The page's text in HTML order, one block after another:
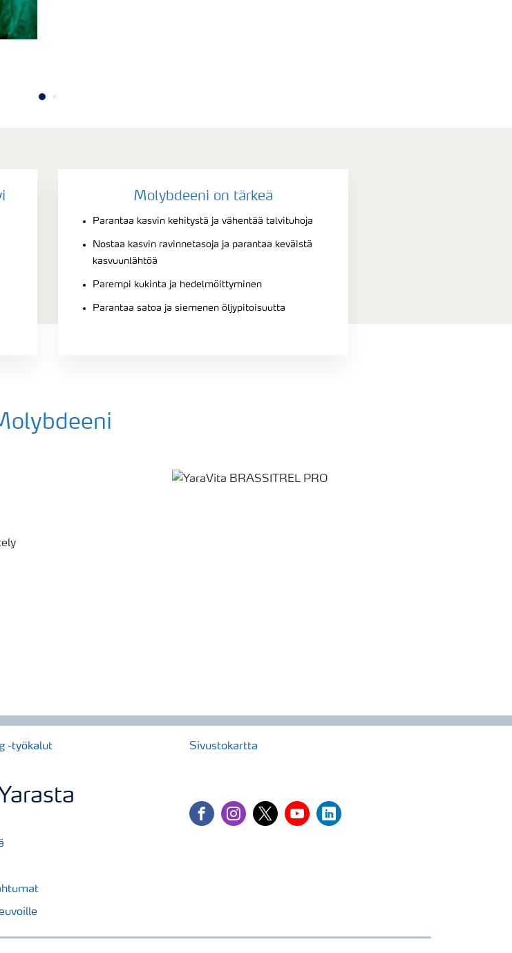
Molybdeeni on tärkeä
Parantaa kasvin kehitystä ja vähentää talvituhoja
Nostaa kasvin ravinnetasoja ja parantaa keväistä
kasvuunlähtöä
Parempi kukinta ja hedelmöittyminen
Parantaa satoa ja siemenen öljypitoisuutta
-työkalut Sivustokartta
facebookinstagram
twitteryoutubelinkedin